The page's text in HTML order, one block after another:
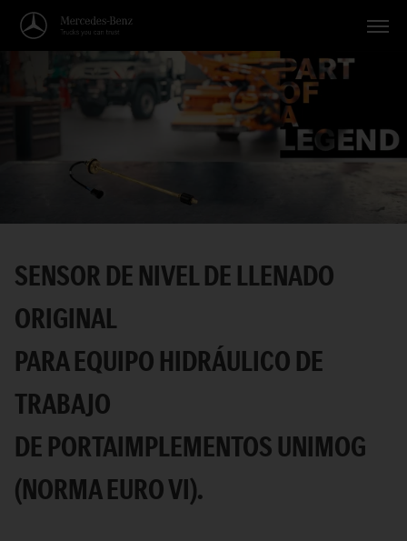
Vehículos
Aplicaciones
Temas
Servicio
Español
SENSOR DE NIVEL DE LLENADO
ORIGINAL
PARA EQUIPO HIDRÁULICO DE
TRABAJO
DE PORTAIMPLEMENTOS UNIMOG
(NORMA EURO VI).